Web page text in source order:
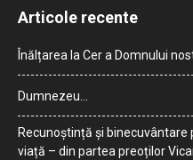
Articole recente
Înălțarea la Cer a Domnului
Dumnezeu…
Recunoștință și
viață – din partea preoților